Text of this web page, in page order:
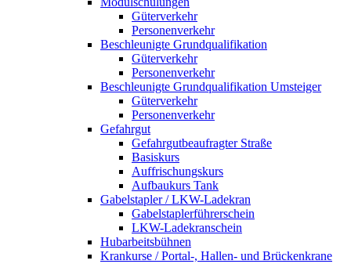
Güterverkehr
Personenverkehr
Beschleunigte Grundqualifikation
Güterverkehr
Personenverkehr
Beschleunigte Grundqualifikation Umsteiger
Güterverkehr
Personenverkehr
Gefahrgut
Gefahrgutbeaufragter Straße
Basiskurs
Auffrischungskurs
Aufbaukurs Tank
Gabelstapler / LKW-Ladekran
Gabelstaplerführerschein
LKW-Ladekranschein
Hubarbeitsbühnen
Krankurse / Portal-, Hallen- und Brückenkrane